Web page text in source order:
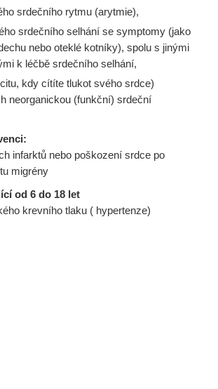
srdečního rytmu (arytmie),
srdečního selhání se symptomy (jako
nebo oteklé kotníky), spolu s jinými
k léčbě srdečního selhání,
kdy cítíte tlukot svého srdce)
neorganickou (funkční) srdeční
infarktů nebo poškození srdce po
migrény
od 6 do 18 let
krevního tlaku ( hypertenze)